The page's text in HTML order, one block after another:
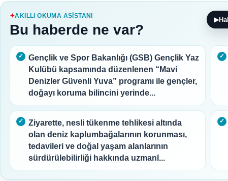
AKILLI OKUMA ASISTANI
Bu haberde ne var?
▶
Gençlik ve Spor Bakanlığı (GSB) Gençlik Yaz
Kulübü kapsamında düzenlenen “Mavi
Denizler Güvenli Yuva” programı ile gençler,
doğayı koruma bilincini yerinde...
Ziyarette, nesli tükenme tehlikesi altında
olan deniz kaplumbağalarının korunması,
tedavileri ve doğal yaşam alanlarının
sürdürülebilirliği hakkında uzmanl...